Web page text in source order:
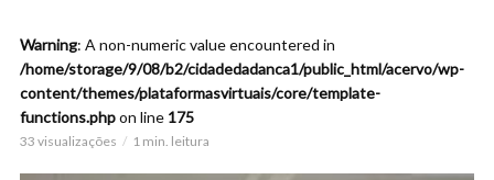
Warning: A non-numeric value encountered in
/home/storage/9/08/b2/cidadedadanca1/public_html/acervo/wp-
content/themes/plataformasvirtuais/core/template-
functions.phpon line 175
33 visualizações 1 min. leitura